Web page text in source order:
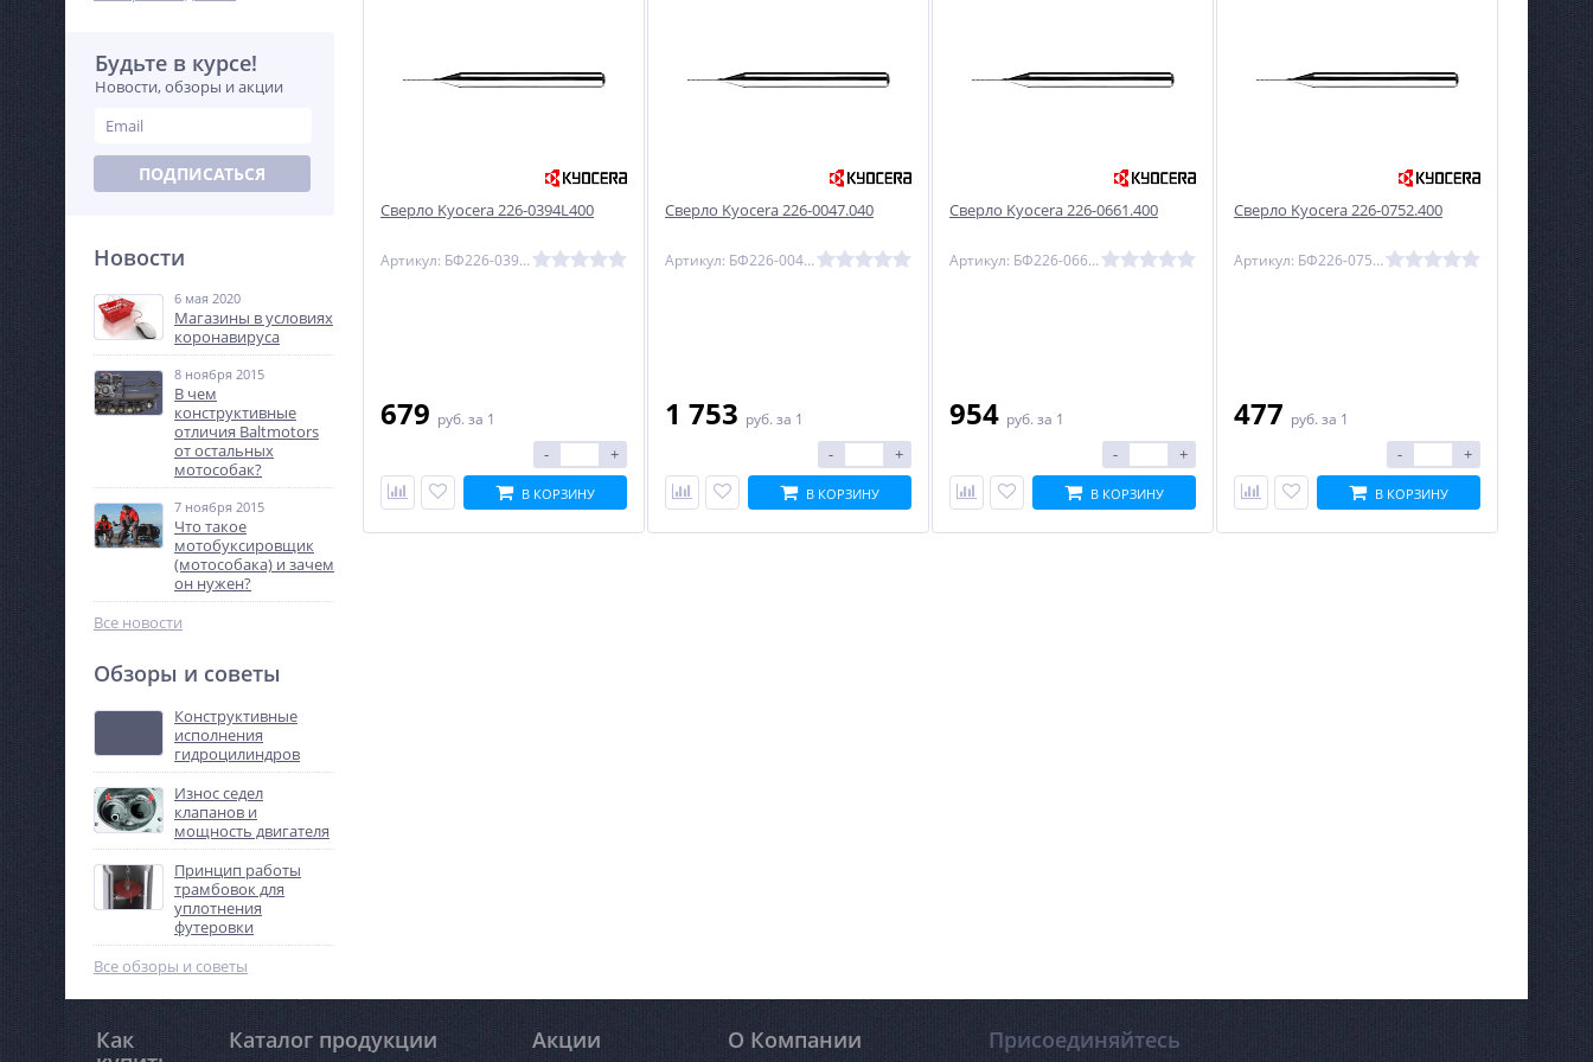
Будьте в курсе!
Новости, обзоры и акции
ПОДПИСАТЬСЯ
Новости
6 мая 2020
Магазины в условиях
коронавируса
8 ноября 2015
В чем
конструктивные
отличия Baltmotors
от остальных
мотособак?
7 ноября 2015
Что такое
мотобуксировщик
(мотособака) и зачем
он нужен?
Все новости
Обзоры и советы
Конструктивные
исполнения
гидроцилиндров
Износ седел
клапанов и
мощность двигателя
Принцип работы
трамбовок для
уплотнения
футеровки
Все обзоры и советы
Сверло Kyocera 226-0394L400
Артикул: БФ226-0394L400
679 руб. за 1
- +
В КОРЗИНУ
Сверло Kyocera 226-0047.040
Артикул: БФ226-0047.040
1 753 руб. за 1
- +
В КОРЗИНУ
Сверло Kyocera 226-0661.400
Артикул: БФ226-0661.400
954 руб. за 1
- +
В КОРЗИНУ
Сверло Kyocera 226-0752.400
Артикул: БФ226-0752.400
477 руб. за 1
- +
В КОРЗИНУ
Как Каталог продукции Акции О Компании Присоединяйтесь